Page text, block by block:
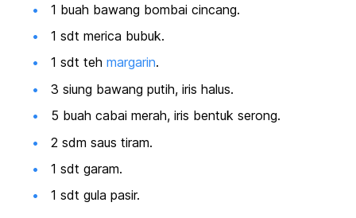
1 buah bawang bombai cincang.
1 sdt merica bubuk.
1 sdt teh margarin.
3 siung bawang putih, iris halus.
5 buah cabai merah, iris bentuk serong.
2 sdm saus tiram.
1 sdt garam.
1 sdt gula pasir.